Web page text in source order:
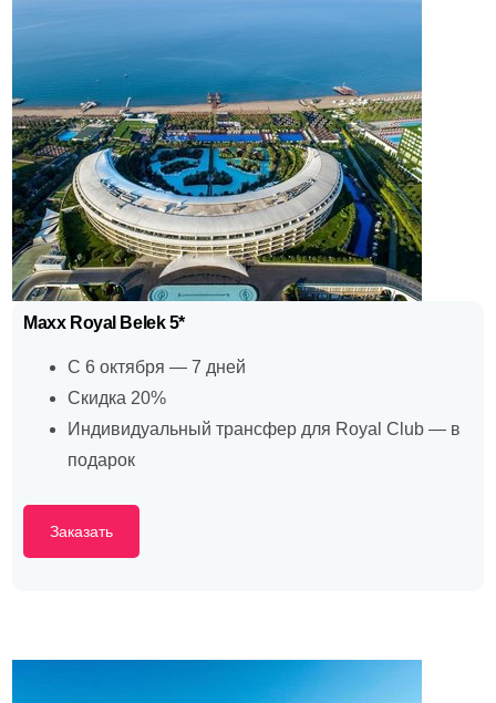
Maxx Royal Belek 5*
С 6 октября — 7 дней
Скидка 20%
Индивидуальный трансфер для Royal Club — в
подарок
Заказать